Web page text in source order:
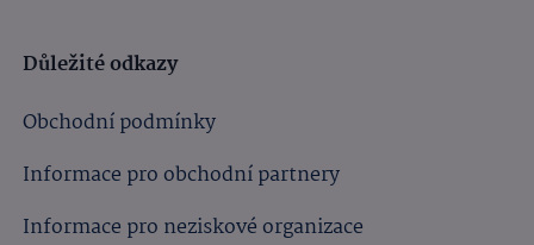
Důležité odkazy
Obchodní podmínky
Informace pro obchodní partnery
Informace pro neziskové organizace